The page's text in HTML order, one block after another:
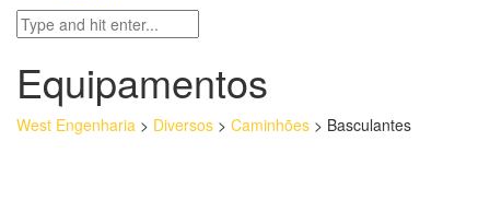
Equipamentos
West Engenharia > Diversos > Caminhões > Basculantes